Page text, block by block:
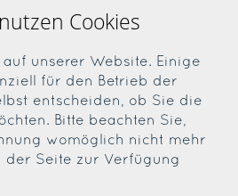
Cookies
unserer Website. Einige
für den Betrieb der
entscheiden, ob Sie die
Bitte beachten Sie,
womöglich nicht mehr
der Seite zur Verfügung